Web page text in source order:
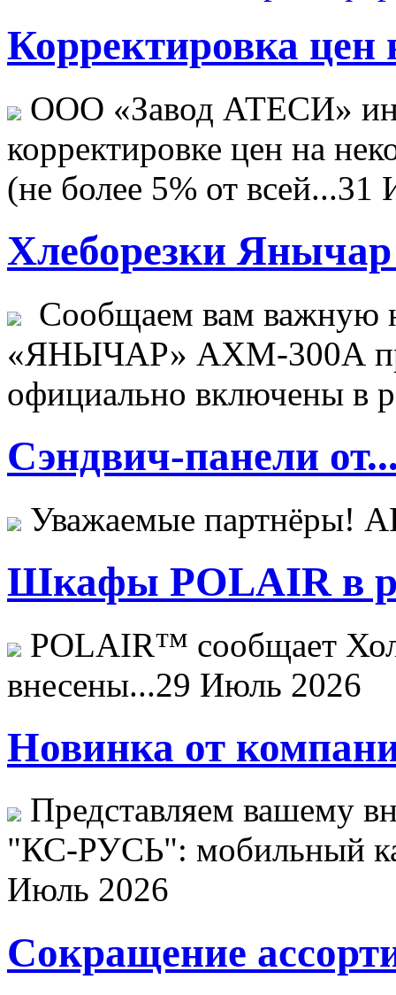
Корректировка цен
ООО «Завод АТЕСИ»
корректировке цен на
(не более 5% от всей...31
Хлеборезки Янычар
Сообщаем вам важную
«ЯНЫЧАР» АХМ-300А
официально включены в
Сэндвич-панели
Уважаемые
Шкафы POLAIR в
POLAIR™ сообщает
внесены...29 Июль 2026
Новинка от
Представляем вашему
"КС-РУСЬ": мобильный
Июль 2026
Сокращение